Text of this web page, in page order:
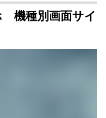
機種別画面サイ